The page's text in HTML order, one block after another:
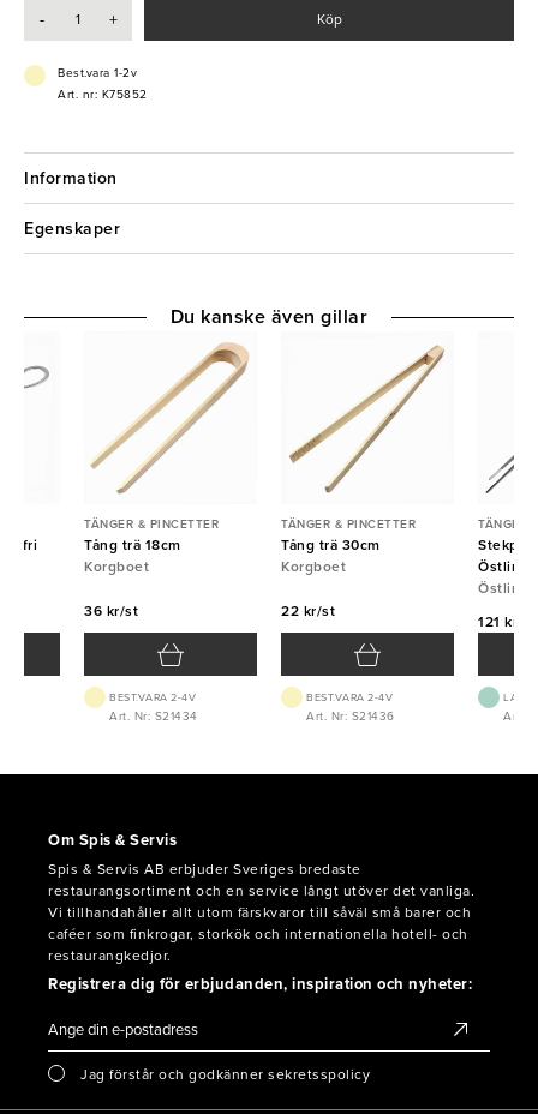
- Vattentålig
- + Köp
Best.vara 1-2v
Art. nr: K75852
Information
Egenskaper
TÄNGER & PINCETTER
Tång trä 18cm
Korgboet
36 kr/st
BEST.VARA 2-4V
Art. Nr: S21434
TÄNGER & PINCETTER
Tång trä 30cm
Korgboet
22 kr/st
BEST.VARA 2-4V
Art. Nr: S21436
TÄNGER
Östlin
Östlin
121 kr/st
Art.
Du kanske även gillar
Om Spis & Servis
Spis & Servis AB erbjuder Sveriges bredaste
restaurangsortiment och en service långt utöver det vanliga.
Vi tillhandahåller allt utom färskvaror till såväl små barer och
caféer som finkrogar, storkök och internationella hotell- och
restaurangkedjor.
Registrera dig för erbjudanden, inspiration och nyheter:
Jag förstår och godkänner sekretsspolicy